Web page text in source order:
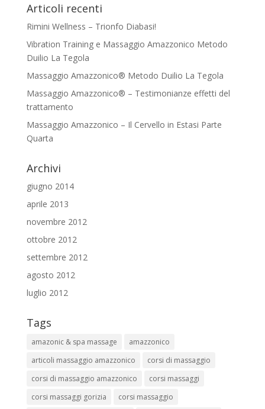
Articoli recenti
Rimini Wellness – Trionfo Diabasi!
Vibration Training e Massaggio Amazzonico Metodo
Duilio La Tegola
Massaggio Amazzonico® Metodo Duilio La Tegola
Massaggio Amazzonico® – Testimonianze effetti del
trattamento
Massaggio Amazzonico – Il Cervello in Estasi Parte
Quarta
Archivi
giugno 2014
aprile 2013
novembre 2012
ottobre 2012
settembre 2012
agosto 2012
luglio 2012
Tags
amazonic & spa massage
amazzonico
articoli massaggio amazzonico
corsi di massaggio
corsi di massaggio amazzonico
corsi massaggi
corsi massaggi gorizia
corsi massaggio